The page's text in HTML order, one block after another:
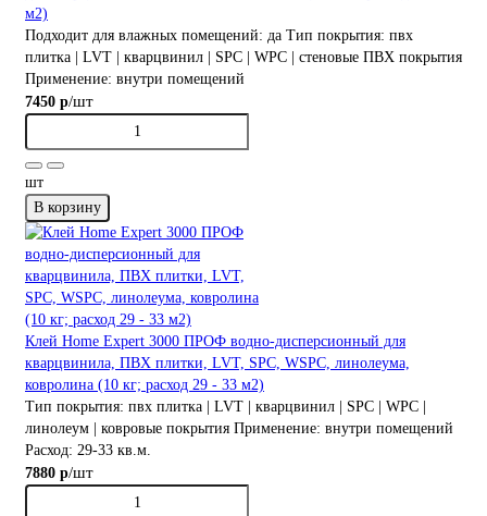
м2)
Подходит для влажных помещений: да Тип покрытия: пвх
плитка | LVT | кварцвинил | SPC | WPC | стеновые ПВХ покрытия
Применение: внутри помещений
7450 р/шт
шт
В корзину
Клей Home Expert 3000 ПРОФ водно-дисперсионный для
кварцвинила, ПВХ плитки, LVT, SPC, WSPС, линолеума,
ковролина (10 кг; расход 29 - 33 м2)
Тип покрытия: пвх плитка | LVT | кварцвинил | SPC | WPC |
линолеум | ковровые покрытия Применение: внутри помещений
Расход: 29-33 кв.м.
7880 р/шт